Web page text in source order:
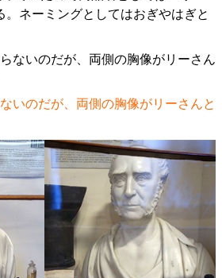
。ネーミングとしてはおぎやはぎと
いのだが、両側の胸像がリーさんと